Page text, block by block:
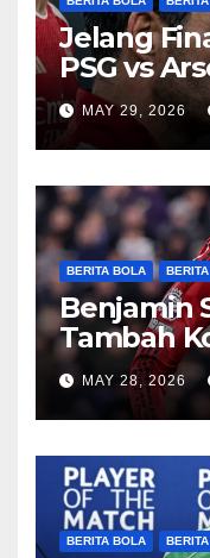
Jelang
PSG vs
Sengit
MAY 29, 2026
BERITA BOLA
Benjamin
Tambah
2026/27
MAY 28, 2026
BERITA BOLA